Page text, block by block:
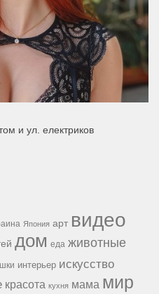
и ул. електриков
Япония арт видео
дом еда животные
интерьер искусство
красота кухня мама мир